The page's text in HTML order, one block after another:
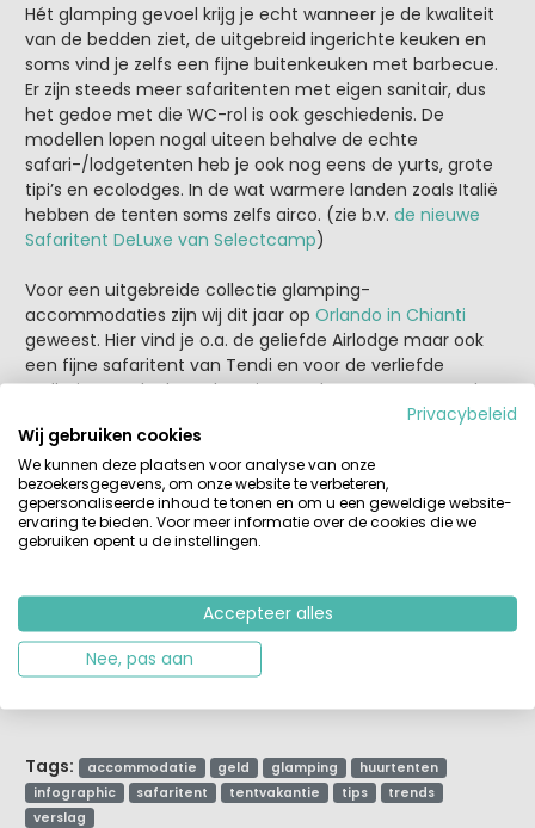
Hét glamping gevoel krijg je echt wanneer je de kwaliteit
van de bedden ziet, de uitgebreid ingerichte keuken en
soms vind je zelfs een fijne buitenkeuken met barbecue.
Er zijn steeds meer safaritenten met eigen sanitair, dus
het gedoe met die WC-rol is ook geschiedenis. De
modellen lopen nogal uiteen behalve de echte
safari-/lodgetenten heb je ook nog eens de yurts, grote
tipi’s en ecolodges. In de wat warmere landen zoals Italië
hebben de tenten soms zelfs airco. (zie b.v. de nieuwe
Safaritent DeLuxe van Selectcamp)
Voor een uitgebreide collectie glamping-
accommodaties zijn wij dit jaar op Orlando in Chianti
geweest. Hier vind je o.a. de geliefde Airlodge maar ook
een fijne safaritent van Tendi en voor de verliefde
stelletjes een leuke CubeSuite. Verder voor nog meer luxe
kun je hier ook kiezen uit vakantiewoningen zoals de
Hybridlodge Clever en de Exclusive Next. Deze
accommodaties worden allemaal aangeboden door de
Nederlandse reisorganisatieVacanceselectdé
glampingspecialist.
Verder ook nog eens heel betaalbaar, zoek goed inhet
van huurtent en je zult al
accommodaties vinden onder de 30 euro per nacht in
het voor- en najaar.
Tags: accommodatie geld glamping
huurtenten
infographic
safaritent tentvakantie tips
trends
verslag
Privacybeleid
Wij gebruiken cookies
We kunnen deze plaatsen voor analyse van onze
bezoekersgegevens, om onze website te verbeteren,
gepersonaliseerde inhoud te tonen en om u een geweldige website-
ervaring te bieden. Voor meer informatie over de cookies die we
gebruiken opent u de instellingen.
Accepteer alles
Nee, pas aan